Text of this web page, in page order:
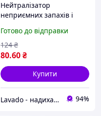
Нейтралізатор
неприємних запахів і
ароматом вишні
Готово до відправки
80.60₴
124 ₴
Купити
Lavado - надихаємось вашою довірою 94%